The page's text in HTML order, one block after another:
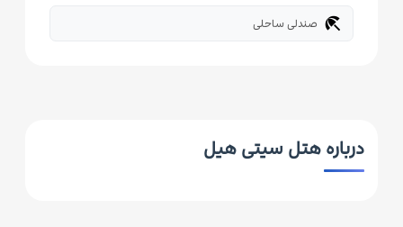
beach_access صندلی ساحلی
درباره هتل سیتی هیل